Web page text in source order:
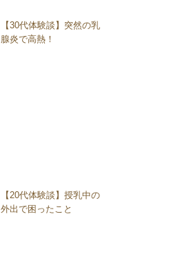
【30代体験談】突然の乳
腺炎で高熱！
【20代体験談】授乳中の
外出で困ったこと